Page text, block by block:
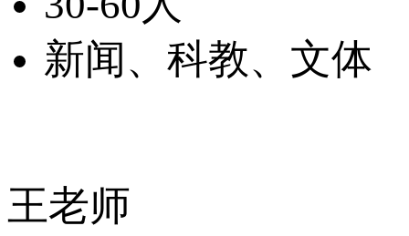
新闻、科教、文体
王老师